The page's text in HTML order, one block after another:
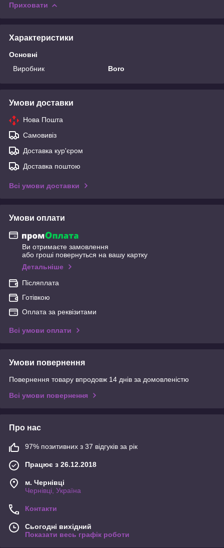
Приховати
Характеристики
Основні
Виробник
Boro
Умови доставки
Нова Пошта
Самовивіз
Доставка кур'єром
Доставка поштою
Всі умови доставки
Умови оплати
Ви отримаєте замовлення
або гроші повернуться на вашу картку
Детальніше
Післяплата
Готівкою
Оплата за реквізитами
Всі умови оплати
Умови повернення
Повернення товару впродовж 14 днів за домовленістю
Всі умови повернення
Про нас
97% позитивних з 37 відгуків за рік
Працює з 26.12.2018
м. Чернівці
Чернівці, Україна
Контакти
Сьогодні вихідний
Показати весь графік роботи